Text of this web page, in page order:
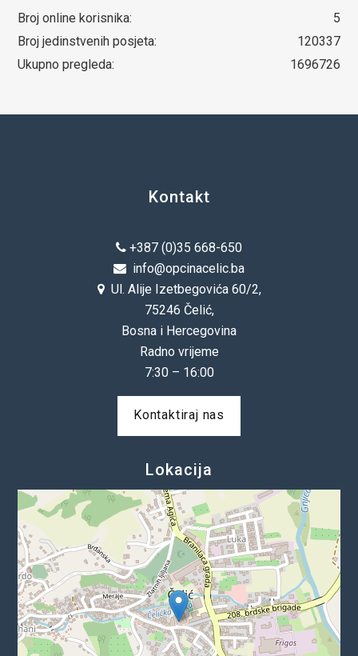
Broj online korisnika:
5
Broj jedinstvenih posjeta:
120337
Ukupno pregleda:
1696726
Kontakt
+387 (0)35 668-650
info@opcinacelic.ba
Ul. Alije Izetbegovića 60/2,
75246 Čelić,
Bosna i Hercegovina
Radno vrijeme
7:30 – 16:00
Kontaktiraj nas
Lokacija